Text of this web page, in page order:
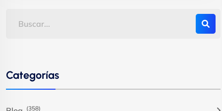
Categorías
(358)